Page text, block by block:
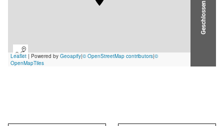
Geschlossen